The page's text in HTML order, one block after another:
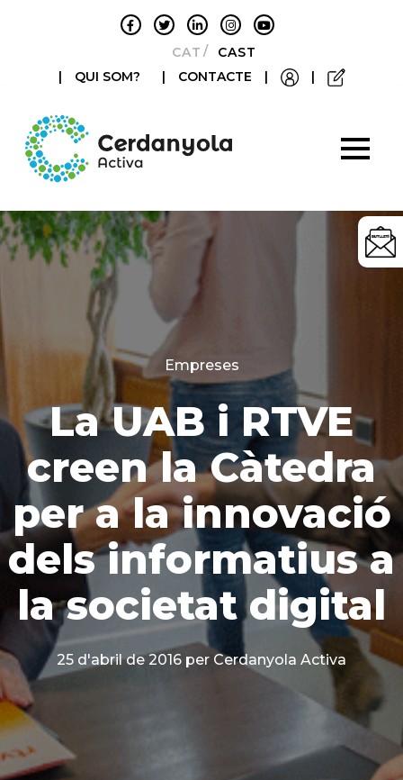
CATALÀCASTELLANO
|
QUI SOM? | CONTACTE | |
Categories
Empreses
La UAB i RTVE
creen la Càtedra
per a la innovació
dels informatius a
la societat digital
25 d'abril de 2016 per Cerdanyola Activa